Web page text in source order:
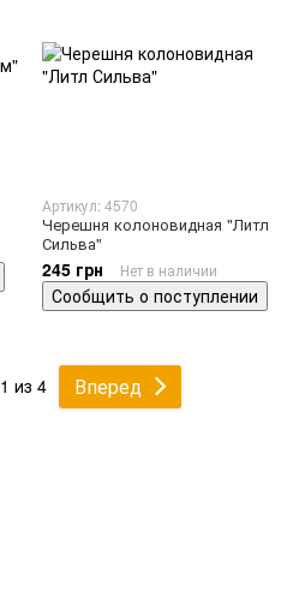
Артикул: 4570
Черешня колоновидная "Литл
Сильва"
245 грн Нет в наличии
Сообщить о поступлении
1 из 4 Вперед